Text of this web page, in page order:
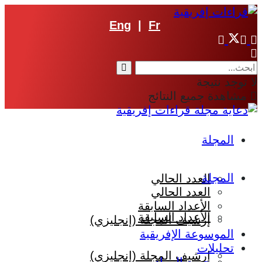
Eng Fr
لا توجد نتيجة
مشاهدة جميع النتائج
المجلة
العدد الحالي
الأعداد السابقة
إرشيف المجلة (إنجليزي)
المجلة
العدد الحالي
الأعداد السابقة
إرشيف المجلة (إنجليزي)
الموسوعة الإفريقية
تحليلات